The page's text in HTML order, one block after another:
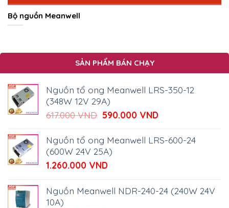
Bộ nguồn Meanwell
SẢN PHẨM BÁN CHẠY
Nguồn tổ ong Meanwell LRS-350-12
(348W 12V 29A)
617.000VND Giá
là:
617.000 VND.
590.000 VND
tại
Nguồn tổ ong Meanwell LRS-600-24
(600W 24V 25A)
1.260.000 VND
Nguồn Meanwell NDR-240-24 (240W 24V
10A)